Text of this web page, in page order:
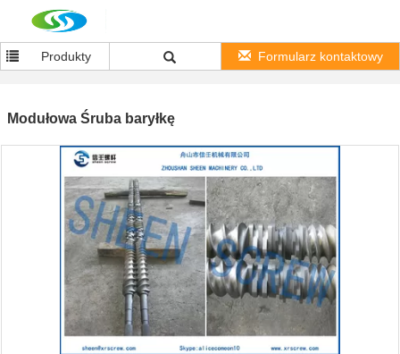
Produkty Formularz kontaktowy
Modułowa Śruba baryłkę